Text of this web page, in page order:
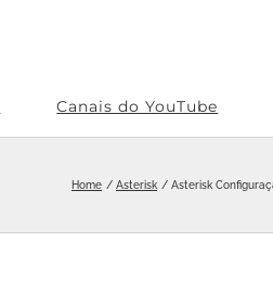
Canais do YouTube
Home Asterisk Asterisk